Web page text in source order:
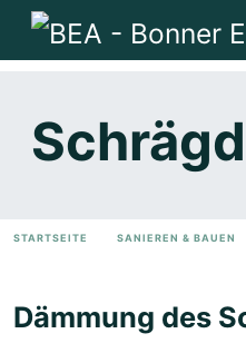
STARTSEITE SANIEREN & BAUEN
Dämmung des